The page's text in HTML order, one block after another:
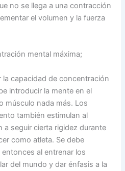
no se llega a una contracción
el volumen y la fuerza
mental máxima;
la capacidad de concentración
introducir la mente en el
músculo nada más. Los
también estimulan al
a seguir cierta rigidez durante
como atleta. Se debe
al entrenar los
del mundo y dar énfasis a la